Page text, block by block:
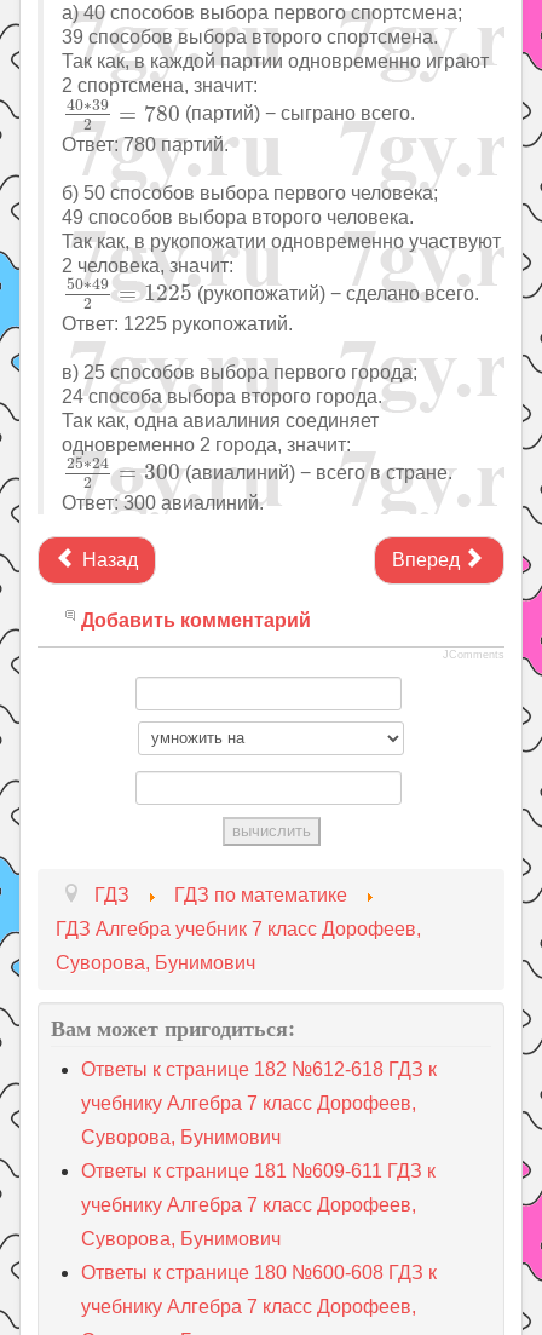
а) 40 способов выбора первого спортсмена;
39 способов выбора второго спортсмена.
Так как, в каждой партии одновременно играют
2 спортсмена, значит:
40∗39
2
= 780
40∗392=780
(партий) − сыграно всего.
Ответ: 780 партий.
б) 50 способов выбора первого человека;
49 способов выбора второго человека.
Так как, в рукопожатии одновременно участвуют
2 человека, значит:
50∗49
2
= 1225
50∗492=1225
(рукопожатий) − сделано всего.
Ответ: 1225 рукопожатий.
в) 25 способов выбора первого города;
24 способа выбора второго города.
Так как, одна авиалиния соединяет
одновременно 2 города, значит:
25∗24
2
= 300
25∗242=300
(авиалиний) − всего в стране.
Ответ: 300 авиалиний.
Назад Вперед
Добавить комментарий
JComments
ГДЗ
ГДЗ по математике
ГДЗ Алгебра учебник 7 класс Дорофеев,
Суворова, Бунимович
Вам может пригодиться:
Ответы к странице 182 №612-618 ГДЗ к
учебнику Алгебра 7 класс Дорофеев,
Суворова, Бунимович
Ответы к странице 181 №609-611 ГДЗ к
учебнику Алгебра 7 класс Дорофеев,
Суворова, Бунимович
Ответы к странице 180 №600-608 ГДЗ к
учебнику Алгебра 7 класс Дорофеев,